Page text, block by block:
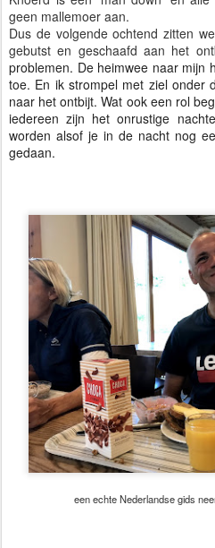
geen mallemoer aan.
Dus de volgende ochtend zitten
gebutst en geschaafd aan het
problemen. De heimwee naar mijn
toe. En ik strompel met ziel onder
naar het ontbijt. Wat ook een rol
iedereen zijn het onrustige
worden alsof je in de nacht nog
gedaan.
een echte Nederlandse gids